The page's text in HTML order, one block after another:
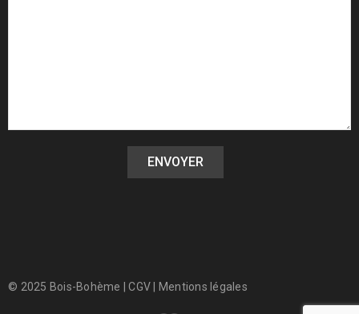
© 2025 Bois-Bohème |CGV Mentions légales